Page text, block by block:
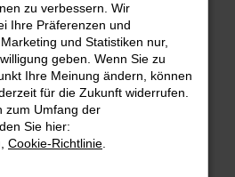
Error
aufgetreten.
die dir helfen können:
Firewall und deine
zum Beispiel deine
zu verbessern. Wir
Ihre Präferenzen und
und Statistiken nur,
geben. Wenn Sie zu
Ihre Meinung ändern, können
für die Zukunft widerrufen.
zum Umfang der
Sie hier:
Cookie-Richtlinie